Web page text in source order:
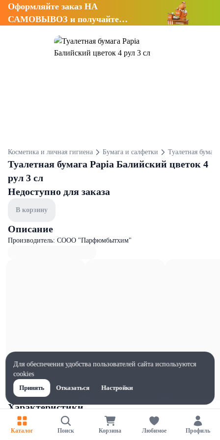
Оформляйте заказ НА
САМОВЫВОЗ и получайте
Косметика и личная гигиена Бумага и салфетки Туалетная бумага
Туалетная бумага Papia Балийский цветок 4
рул 3 сл
Недоступно для заказа
В корзину
Описание
Производитель: СООО "Парфюмбытхим"
Характеристики
Ширина, мм
213
Каталог Поиск Корзина Любимое Профиль
Для обеспечения удобства пользователей сайта используются
cookies
Принять
Отказаться Настройки